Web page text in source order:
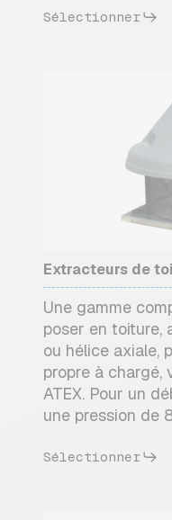
Sélectionner
Extracteurs de
Une gamme
poser en toiture,
ou hélice axiale,
propre à chargé,
ATEX. Pour un
une pression de
Sélectionner